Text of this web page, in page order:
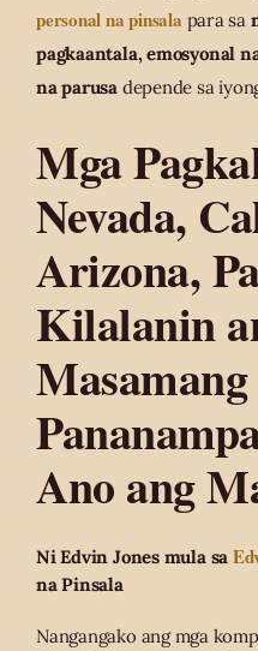
personal na pinsala para sa
pagkaantala, emosyonal
na parusadepende sa
Mga
Nevada,
Arizona,
Kilalanin
Masamang
Ano ang
Ni Edvin Jones mula sa
na Pinsala
Nangangako ang mga